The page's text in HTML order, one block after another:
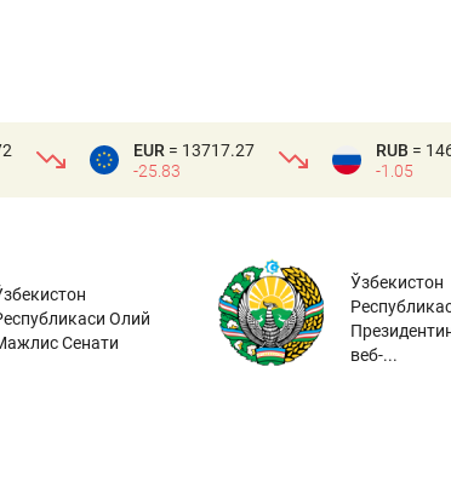
EUR = 13717.27
-25.83
RUB =
-1.05
Олий
Сенати
Ўзбекистон
веб-...